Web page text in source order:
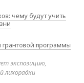
чему будут учить
программы
экспозицию,
лихорадки